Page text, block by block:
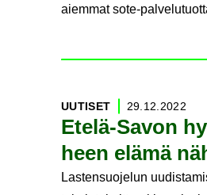
aiemmat sote-
Etelä-​Savon
heen elämä
UU­TI­SET 29.12.2022
Lastensuojelun